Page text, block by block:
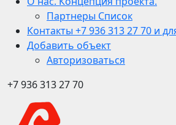
Партнеры Список
Контакты +7 936 313 27 70 и
Добавить объект
Авторизоваться
+7 936 313 27 70